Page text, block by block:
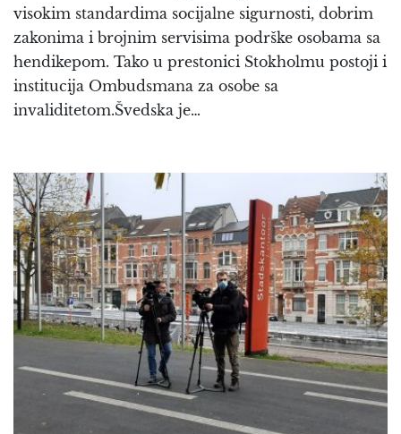
visokim standardima socijalne sigurnosti, dobrim
zakonima i brojnim servisima podrške osobama sa
hendikepom. Tako u prestonici Stokholmu postoji i
institucija Ombudsmana za osobe sa
invaliditetom.Švedska je…